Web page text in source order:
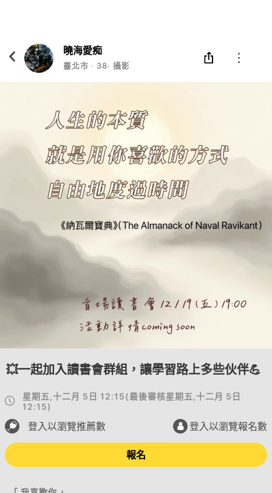
曉海愛痴
臺北市 ‧ 38‧ 攝影長工
💥一起加入讀書會群組，讓學習路上多些伙伴💪
星期五,十二月 5日 12:15(最後審核星期五,十二月 5日
12:15)
登入以瀏覽推薦數 登入以瀏覽報名數
報名